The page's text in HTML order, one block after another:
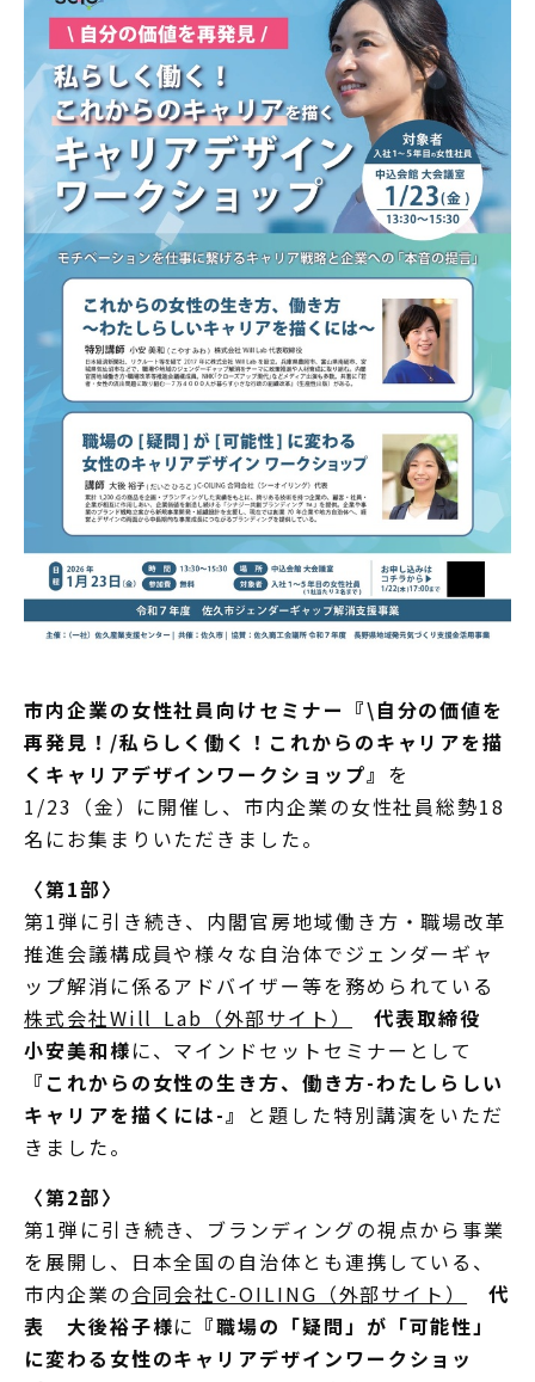
市内企業の女性社員向けセミナー『\自分の価値を
再発見！/私らしく働く！これからのキャリアを描
くキャリアデザインワークショップ』 を
1/23（金）に開催し、市内企業の女性社員総勢18
名にお集まりいただきました。
〈第1部〉
第1弾に引き続き、内閣官房地域働き方・職場改革
推進会議構成員や様々な自治体でジェンダーギャ
ップ解消に係るアドバイザー等を務められている
株式会社Will Lab（外部サイト）
代表取締役
小安美和様に、マインドセットセミナーとして
『これからの女性の生き方、働き方-わたしらしい
キャリアを描くには-』
と題した特別講演をいただ
きました。
〈第2部〉
第1弾に引き続き、ブランディングの視点から事業
を展開し、日本全国の自治体とも連携している、
市内企業の合同会社C-OILING（外部サイト）
代
表 大後裕子様に 『職場の「疑問」が「可能性」
に変わる女性のキャリアデザインワークショッ